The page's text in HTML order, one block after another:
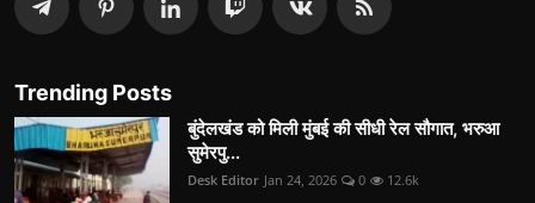
Trending Posts
बुंदेलखंड को मिली मुंबई की सीधी रेल सौगात, भरुआ
सुमेरपु...
Desk Editor Jan 24, 2026 0 12.6k